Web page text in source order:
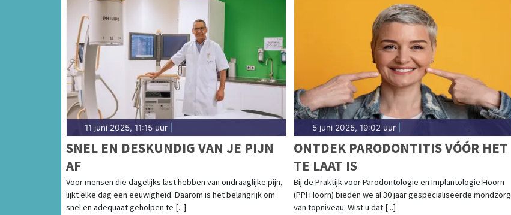
11 juni 2025, 11:15 uur
SNEL EN DESKUNDIG VAN JE PIJN
AF
Voor mensen die dagelijks last hebben van ondraaglijke pijn,
lijkt elke dag een eeuwigheid. Daarom is het belangrijk om
snel en adequaat geholpen te [...]
5 juni 2025, 19:02 uur|
ONTDEK PARODONTITIS VÓÓR HET
TE LAAT IS
Bij de Praktijk voor Parodontologie en Implantologie Hoorn
(PPI Hoorn) bieden we al 30 jaar gespecialiseerde mondzorg
van topniveau. Wist u dat [...]